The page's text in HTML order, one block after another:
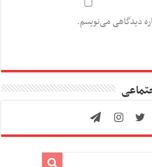
دیدگاهی می‌نویسم.